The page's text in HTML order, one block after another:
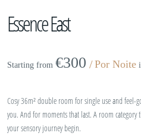
Essence East
Starting from €300 Por Noite
Cosy 36m² double room for single use and feel-
you. And for moments that last. A room category
your sensory journey begin.